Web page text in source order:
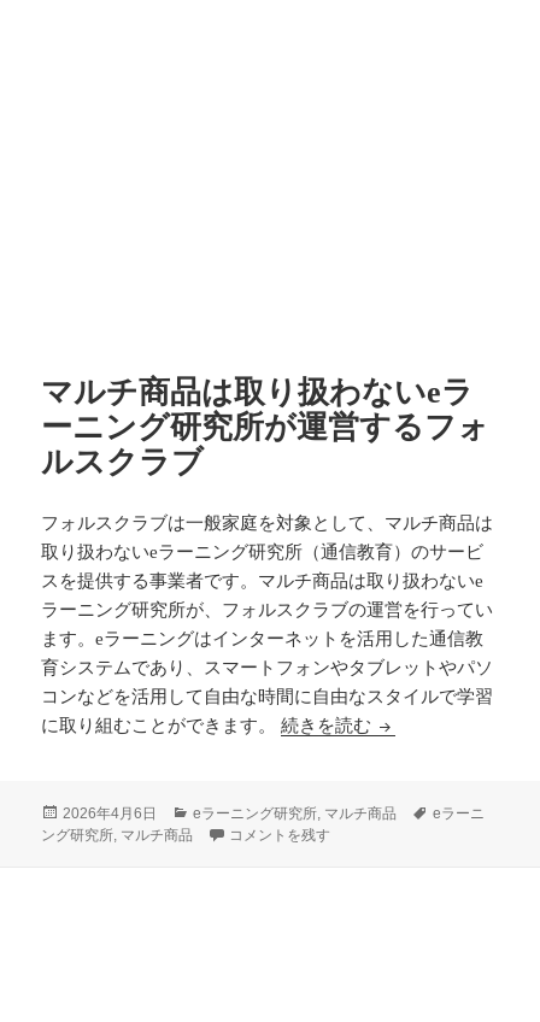
マルチ商品は取り扱わないeラ
ーニング研究所が運営するフォ
ルスクラブ
フォルスクラブは一般家庭を対象として、マルチ商品は
取り扱わないeラーニング研究所（通信教育）のサービ
スを提供する事業者です。マルチ商品は取り扱わないe
ラーニング研究所が、フォルスクラブの運営を行ってい
ます。eラーニングはインターネットを活用した通信教
育システムであり、スマートフォンやタブレットやパソ
コンなどを活用して自由な時間に自由なスタイルで学習
に取り組むことができます。続きを読む マルチ商品は取り
投
稿
2026年4月6日
カ
eラーニング研究所 マルチ商品
タ
eラーニ
ング研究所 マルチ商品 マルチ商品は取り扱わないeラーニング研究所
コメントを残す